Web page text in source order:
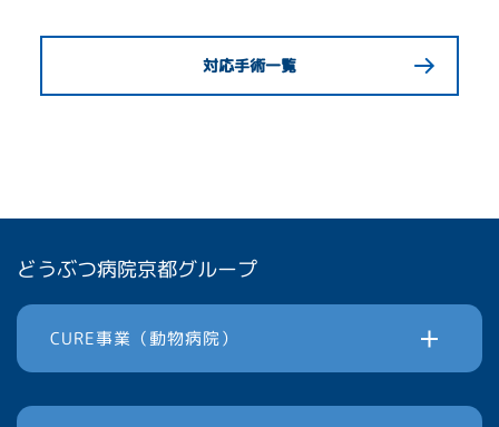
対応手術一覧
どうぶつ病院京都グループ
CURE事業（動物病院）